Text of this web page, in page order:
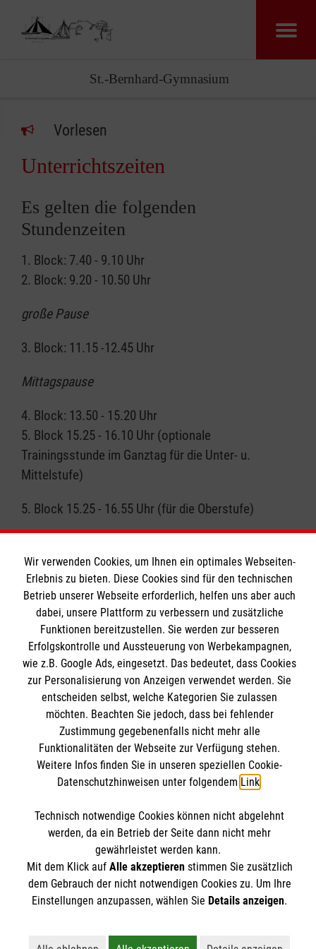
St.-Bernhard-Gymnasium
Vorlesen
Unterrichtszeiten
Es gelten die folgenden
Stundenzeiten
1. Block: 7.40 - 9.10 Uhr
2. Block: 9.20 - 10.50 Uhr
große Pause
3. Block: 11.15 -12.45 Uhr
Mittagspause
4. Block: 13.50 - 15.20 Uhr
5. Block 15.25 - 16.10 Uhr (optionale
Trainingsstunde im Ganztag für die Unter- u.
Mittelstufe)
5. Block 15.25 - 16.55 Uhr (für die Oberstufe)
und Freitag um 13.15 Uhr und endet um 14.45 Uhr.
Das St.-Bernhard-Gymnasium
Schulprofil
Beratungsangebote
Downloads
Informationen
Aktuelle Nachrichten
Impressum
Compliance
Institutionelles Schutzkonzept
Kontakt
St.-Bernhard-Gymnasium
Albert-Oetker-Str. 98-100
Spendenkonto
Wir verwenden Cookies, um Ihnen ein optimales Webseiten-
Erlebnis zu bieten. Diese Cookies sind für den technischen
Betrieb unserer Webseite erforderlich, helfen uns aber auch
dabei, unsere Plattform zu verbessern und zusätzliche
Funktionen bereitzustellen. Sie werden zur besseren
Erfolgskontrolle und Aussteuerung von Werbekampagnen,
wie z.B. Google Ads, eingesetzt. Das bedeutet, dass Cookies
zur Personalisierung von Anzeigen verwendet werden. Sie
entscheiden selbst, welche Kategorien Sie zulassen
möchten. Beachten Sie jedoch, dass bei fehlender
Zustimmung gegebenenfalls nicht mehr alle
Funktionalitäten der Webseite zur Verfügung stehen.
Weitere Infos finden Sie in unseren speziellen Cookie-
Datenschutzhinweisen unter folgendem Link.
Technisch notwendige Cookies können nicht abgelehnt
werden, da ein Betrieb der Seite dann nicht mehr
gewährleistet werden kann.
Mit dem Klick auf Alle akzeptierenstimmen Sie zusätzlich
dem Gebrauch der nicht notwendigen Cookies zu. Um Ihre
Einstellungen anzupassen, wählen Sie Details anzeigen.